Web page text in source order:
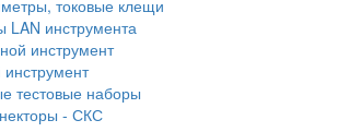
токовые клещи
LAN инструмента
инструмент
инструмент
тестовые наборы
- СКС